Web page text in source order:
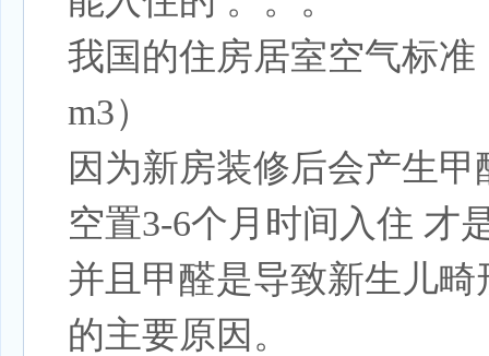
我国的住房居室空气标
m3）
因为新房装修后会产生
空置3-6个月时间入住 才
并且甲醛是导致新生儿
的主要原因。